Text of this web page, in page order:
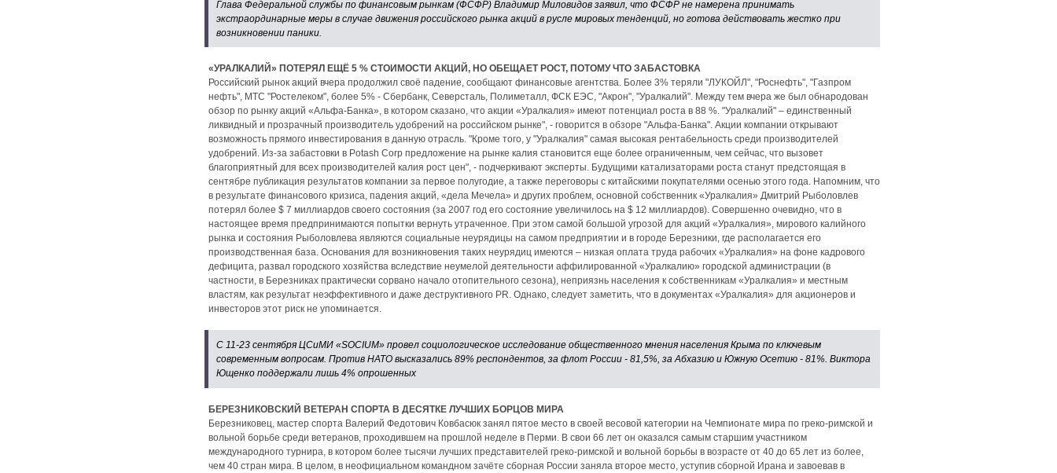
Глава Федеральной службы по финансовым рынкам (ФСФР) Владимир Миловидов заявил, что ФСФР не намерена принимать
экстраординарные меры в случае движения российского рынка акций в русле мировых тенденций, но готова действовать жестко при
возникновении паники.
«УРАЛКАЛИЙ» ПОТЕРЯЛ ЕЩЁ 5 % СТОИМОСТИ АКЦИЙ, НО ОБЕЩАЕТ РОСТ, ПОТОМУ ЧТО ЗАБАСТОВКА
Российский рынок акций вчера продолжил своё падение, сообщают финансовые агентства. Более 3% теряли "ЛУКОЙЛ", "Роснефть", "Газпром
нефть", МТС "Ростелеком", более 5% - Сбербанк, Северсталь, Полиметалл, ФСК ЕЭС, "Акрон", "Уралкалий". Между тем вчера же был обнародован
обзор по рынку акций «Альфа-Банка», в котором сказано, что акции «Уралкалия» имеют потенциал роста в 88 %. "Уралкалий" – единственный
ликвидный и прозрачный производитель удобрений на российском рынке", - говорится в обзоре "Альфа-Банка". Акции компании открывают
возможность прямого инвестирования в данную отрасль. "Кроме того, у "Уралкалия" самая высокая рентабельность среди производителей
удобрений. Из-за забастовки в Potash Corp предложение на рынке калия становится еще более ограниченным, чем сейчас, что вызовет
благоприятный для всех производителей калия рост цен", - подчеркивают эксперты. Будущими катализаторами роста станут предстоящая в
сентябре публикация результатов компании за первое полугодие, а также переговоры с китайскими покупателями осенью этого года. Напомним, что
в результате финансового кризиса, падения акций, «дела Мечела» и других проблем, основной собственник «Уралкалия» Дмитрий Рыболовлев
потерял более $ 7 миллиардов своего состояния (за 2007 год его состояние увеличилось на $ 12 миллиардов). Совершенно очевидно, что в
настоящее время предпринимаются попытки вернуть утраченное. При этом самой большой угрозой для акций «Уралкалия», мирового калийного
рынка и состояния Рыболовлева являются социальные неурядицы на самом предприятии и в городе Березники, где располагается его
производственная база. Основания для возникновения таких неурядиц имеются – низкая оплата труда рабочих «Уралкалия» на фоне кадрового
дефицита, развал городского хозяйства вследствие неумелой деятельности аффилированной «Уралкалию» городской администрации (в
частности, в Березниках практически сорвано начало отопительного сезона), неприязнь населения к собственникам «Уралкалия» и местным
властям, как результат неэффективного и даже деструктивного PR. Однако, следует заметить, что в документах «Уралкалия» для акционеров и
инвесторов этот риск не упоминается.
С 11-23 сентября ЦСиМИ «SOCIUM» провел социологическое исследование общественного мнения населения Крыма по ключевым
современным вопросам. Против НАТО высказались 89% респондентов, за флот России - 81,5%, за Абхазию и Южную Осетию - 81%. Виктора
Ющенко поддержали лишь 4% опрошенных
БЕРЕЗНИКОВСКИЙ ВЕТЕРАН СПОРТА В ДЕСЯТКЕ ЛУЧШИХ БОРЦОВ МИРА
Березниковец, мастер спорта Валерий Федотович Ковбасюк занял пятое место в своей весовой категории на Чемпионате мира по греко-римской и
вольной борьбе среди ветеранов, проходившем на прошлой неделе в Перми. В свои 66 лет он оказался самым старшим участником
международного турнира, в котором более тысячи лучших представителей греко-римской и вольной борьбы в возрасте от 40 до 65 лет из более,
чем 40 стран мира. В целом, в неофициальном командном зачёте сборная России заняла второе место, уступив сборной Ирана и завоевав в